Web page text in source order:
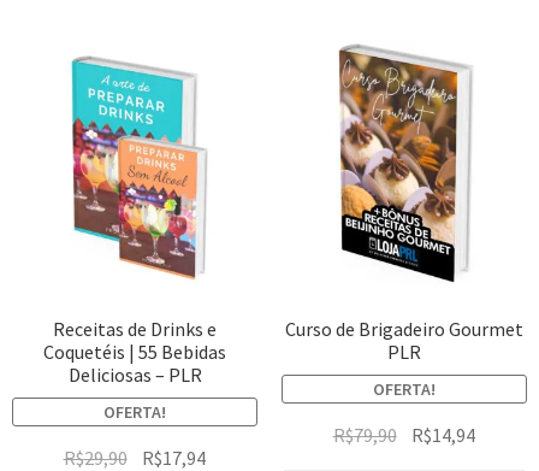
Receitas de Drinks e
Coquetéis | 55 Bebidas
Deliciosas – PLR
OFERTA!
R$29,90 R$17,94
Curso de Brigadeiro Gourmet
PLR
OFERTA!
R$79,90 R$14,94